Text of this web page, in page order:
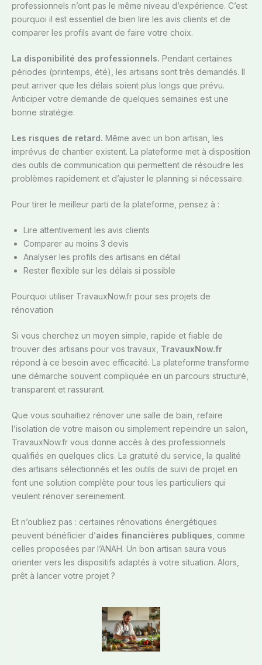
professionnels n’ont pas le même niveau d’expérience. C’est
pourquoi il est essentiel de bien lire les avis clients et de
comparer les profils avant de faire votre choix.
La disponibilité des professionnels. Pendant certaines
périodes (printemps, été), les artisans sont très demandés. Il
peut arriver que les délais soient plus longs que prévu.
Anticiper votre demande de quelques semaines est une
bonne stratégie.
Les risques de retard. Même avec un bon artisan, les
imprévus de chantier existent. La plateforme met à disposition
des outils de communication qui permettent de résoudre les
problèmes rapidement et d’ajuster le planning si nécessaire.
Pour tirer le meilleur parti de la plateforme, pensez à :
Lire attentivement les avis clients
Comparer au moins 3 devis
Analyser les profils des artisans en détail
Rester flexible sur les délais si possible
Pourquoi utiliser TravauxNow.fr pour ses projets de
rénovation
Si vous cherchez un moyen simple, rapide et fiable de
trouver des artisans pour vos travaux, TravauxNow.fr
répond à ce besoin avec efficacité. La plateforme transforme
une démarche souvent compliquée en un parcours structuré,
transparent et rassurant.
Que vous souhaitiez rénover une salle de bain, refaire
l’isolation de votre maison ou simplement repeindre un salon,
TravauxNow.fr vous donne accès à des professionnels
qualifiés en quelques clics. La gratuité du service, la qualité
des artisans sélectionnés et les outils de suivi de projet en
font une solution complète pour tous les particuliers qui
veulent rénover sereinement.
Et n’oubliez pas : certaines rénovations énergétiques
peuvent bénéficier d’aides financières publiques , comme
celles proposées par l’ANAH. Un bon artisan saura vous
orienter vers les dispositifs adaptés à votre situation. Alors,
prêt à lancer votre projet ?